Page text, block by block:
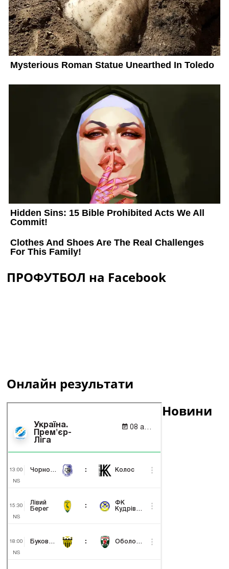
ПРОФУТБОЛ на Facebook
Онлайн результати
Новини